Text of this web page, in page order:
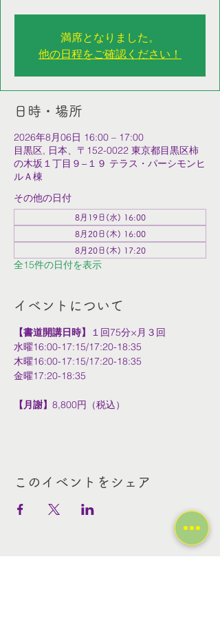
満席となりました。
他の日程をご確認ください！
日時・場所
2026年8月06日 16:00 – 17:00
目黒区, 日本、〒152-0022 東京都目黒区柿
の木坂１丁目９−１９ テラス・パーシモンヒ
ルＡ棟
その他の日付
8月19日(水) 16:00
8月20日(木) 16:00
8月20日(木) 17:20
全15件の日付を表示
イベントについて
【書道開講日時】
１回75分×月３回
水曜16:00-17:15/17:20-18:35
木曜16:00-17:15/17:20-18:35
金曜17:20-18:35
【月謝】 8,800円（税込）
このイベントをシェア